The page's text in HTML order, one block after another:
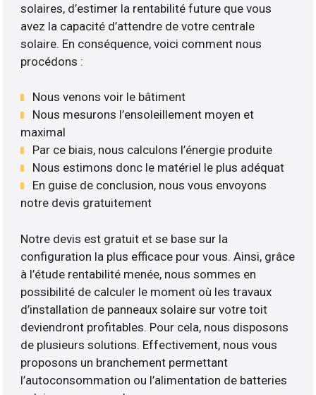
solaires, d’estimer la rentabilité future que vous
avez la capacité d’attendre de votre centrale
solaire. En conséquence, voici comment nous
procédons :
Nous venons voir le bâtiment
Nous mesurons l’ensoleillement moyen et
maximal
Par ce biais, nous calculons l’énergie produite
Nous estimons donc le matériel le plus adéquat
En guise de conclusion, nous vous envoyons
notre devis gratuitement
Notre devis est gratuit et se base sur la
configuration la plus efficace pour vous. Ainsi, grâce
à l’étude rentabilité menée, nous sommes en
possibilité de calculer le moment où les travaux
d’installation de panneaux solaire sur votre toit
deviendront profitables. Pour cela, nous disposons
de plusieurs solutions. Effectivement, nous vous
proposons un branchement permettant
l’autoconsommation ou l’alimentation de batteries